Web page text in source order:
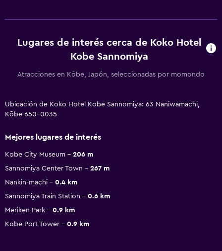
Lugares de interés cerca de Koko Hotel
Kobe Sannomiya
Atracciones en Kōbe, Japón, seleccionadas por momondo
Ubicación de Koko Hotel Kobe Sannomiya: 63 Naniwamachi,
Kōbe 650-0035
Mejores lugares de interés
Kobe City Museum
206 m
Sannomiya Center Town
267 m
Nankin-machi
0.4 km
Sannomiya Train Station
0.6 km
Meriken Park
0.9 km
Kobe Port Tower
0.9 km